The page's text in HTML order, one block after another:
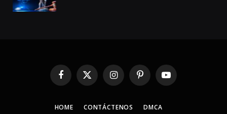
Facebook
X
InstagramPinterestYouTube
HOME CONTÁCTENOS DMCA